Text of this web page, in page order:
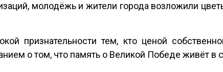
молодёжь и жители города возложили
признательности тем, кто ценой
о том, что память о Великой Победе живёт в